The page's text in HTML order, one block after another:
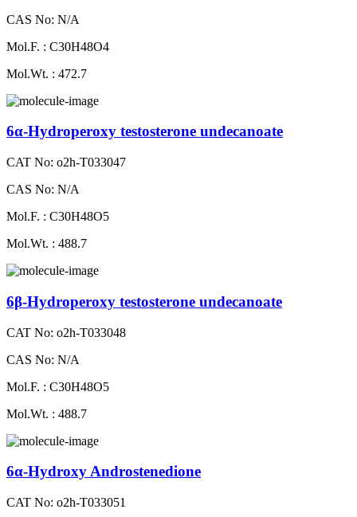
CAS No: N/A
Mol.F. : C30H48O4
Mol.Wt. : 472.7
6α-Hydroperoxy testosterone undecanoate
CAT No: o2h-T033047
CAS No: N/A
Mol.F. : C30H48O5
Mol.Wt. : 488.7
6β-Hydroperoxy testosterone undecanoate
CAT No: o2h-T033048
CAS No: N/A
Mol.F. : C30H48O5
Mol.Wt. : 488.7
6α-Hydroxy Androstenedione
CAT No: o2h-T033051